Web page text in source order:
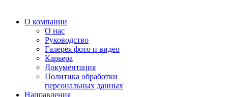
О компании
О нас
Руководство
Галерея фото и видео
Карьера
Документация
Политика обработки
персональных данных
Направления